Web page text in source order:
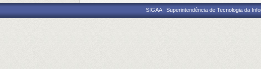
SIGAA | Superintendência de Tecnologia da